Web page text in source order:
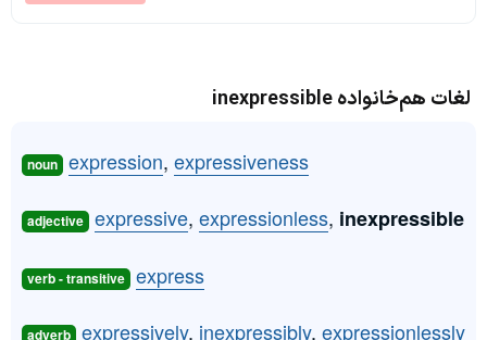
لغات هم‌خانواده inexpressible
noun expression, expressiveness
adjective expressive, expressionless, inexpressible
verb - transitive express
adverb expressively, inexpressibly, expressionlessly